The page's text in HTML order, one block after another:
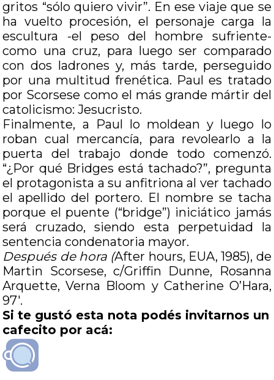
gritos “sólo quiero vivir”. En ese viaje que se
ha vuelto procesión, el personaje carga la
escultura -el peso del hombre sufriente-
como una cruz, para luego ser comparado
con dos ladrones y, más tarde, perseguido
por una multitud frenética. Paul es tratado
por Scorsese como el más grande mártir del
catolicismo: Jesucristo.
Finalmente, a Paul lo moldean y luego lo
roban cual mercancía, para revolearlo a la
puerta del trabajo donde todo comenzó.
“¿Por qué Bridges está tachado?”, pregunta
el protagonista a su anfitriona al ver tachado
el apellido del portero. El nombre se tacha
porque el puente (“bridge”) iniciático jamás
será cruzado, siendo esta perpetuidad la
sentencia condenatoria mayor.
Después de hora (After hours, EUA, 1985), de
Martin Scorsese, c/Griffin Dunne, Rosanna
Arquette, Verna Bloom y Catherine O’Hara,
97′.
Si te gustó esta nota podés invitarnos un
cafecito por acá: